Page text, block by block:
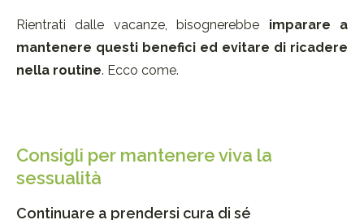
Rientrati dalle vacanze, bisognerebbe imparare a
mantenere questi benefici ed evitare di ricadere
nella routine. Ecco come.
Consigli per mantenere viva la
sessualità
Continuare a prendersi cura di sé